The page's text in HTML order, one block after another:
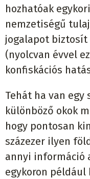
hozhatóak
nemzetiségű
jogalapot biztosít
(nyolcvan évvel
konfiskációs
Tehát ha van
különböző okok
hogy pontosan
százezer ilyen
annyi információ
egykoron például